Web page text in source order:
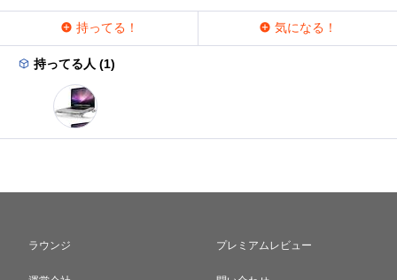
持ってる！ 気になる！
持ってる人 (1)
ラウンジ プレミアムレビュー